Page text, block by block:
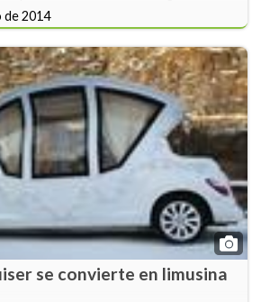
de 2014
se convierte en limusina